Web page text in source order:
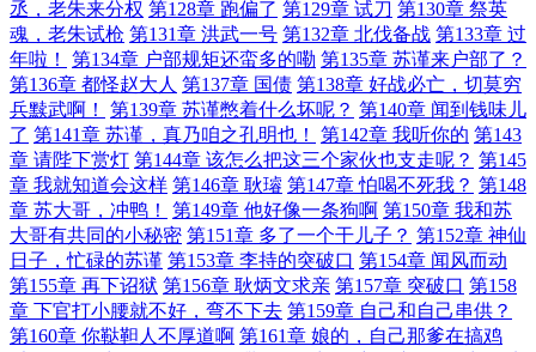
丞，老朱来分权 第128章 跑偏了 第129章 试刀 第130章 祭英
魂，老朱试枪 第131章 洪武一号 第132章 北伐备战 第133章 过
年啦！
第134章 户部规矩还蛮多的嘞 第135章 苏谨来户部了？
第136章 都怪赵大人 第137章 国债 第138章 好战必亡，切莫穷
兵黩武啊！
第139章 苏谨憋着什么坏呢？ 第140章 闻到钱味儿
了 第141章 苏谨，真乃咱之孔明也！ 第142章 我听你的 第143
章 请陛下赏灯 第144章 该怎么把这三个家伙也支走呢？ 第145
章 我就知道会这样 第146章 耿璿 第147章 怕喝不死我？ 第148
章 苏大哥，冲鸭！
第149章 他好像一条狗啊 第150章 我和苏
大哥有共同的小秘密 第151章 多了一个干儿子？ 第152章 神仙
日子，忙碌的苏谨 第153章 李持的突破口 第154章 闻风而动
第155章 再下诏狱 第156章 耿炳文求亲 第157章 突破口 第158
章 下官打小腰就不好，弯不下去 第159章 自己和自己串供？
第160章 你鞑靼人不厚道啊 第161章 娘的，自己那爹在搞鸡